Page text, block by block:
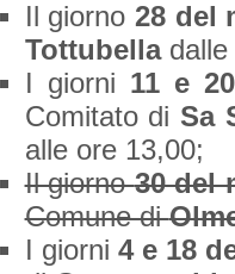
Il giorno28 del
Tottubelladalle
I giorni 11 e
Comitato di Sa
alle ore 13,00;
Il giorno30 del
Comune di
I giorni 4 e 18